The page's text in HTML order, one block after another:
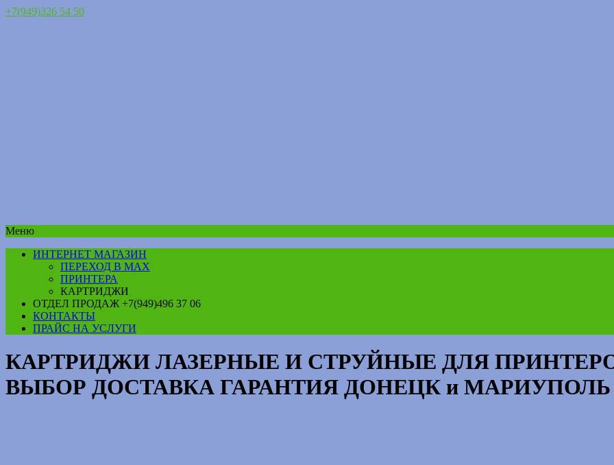
+7(949)326 54 50
Меню
ИНТЕРНЕТ МАГАЗИН
ПЕРЕХОД В MAX
ПРИНТЕРА
КАРТРИДЖИ
ОТДЕЛ ПРОДАЖ +7(949)496 37 06
КОНТАКТЫ
ПРАЙС НА УСЛУГИ
КАРТРИДЖИ ЛАЗЕРНЫЕ И СТРУЙНЫЕ ДЛЯ
ВЫБОР ДОСТАВКА ГАРАНТИЯ ДОНЕЦК и МАРИУПОЛЬ